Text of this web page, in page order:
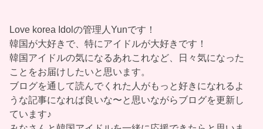
Love korea Idolの管理人Yunです！
韓国が大好きで、特にアイドルが大好きです！
韓国アイドルの気になるあれこれなど、日々気になった
ことをお届けしたいと思います。
ブログを通して読んでくれた人がもっと好きになれるよ
うな記事になれば良いな〜と思いながらブログを更新し
ています♪